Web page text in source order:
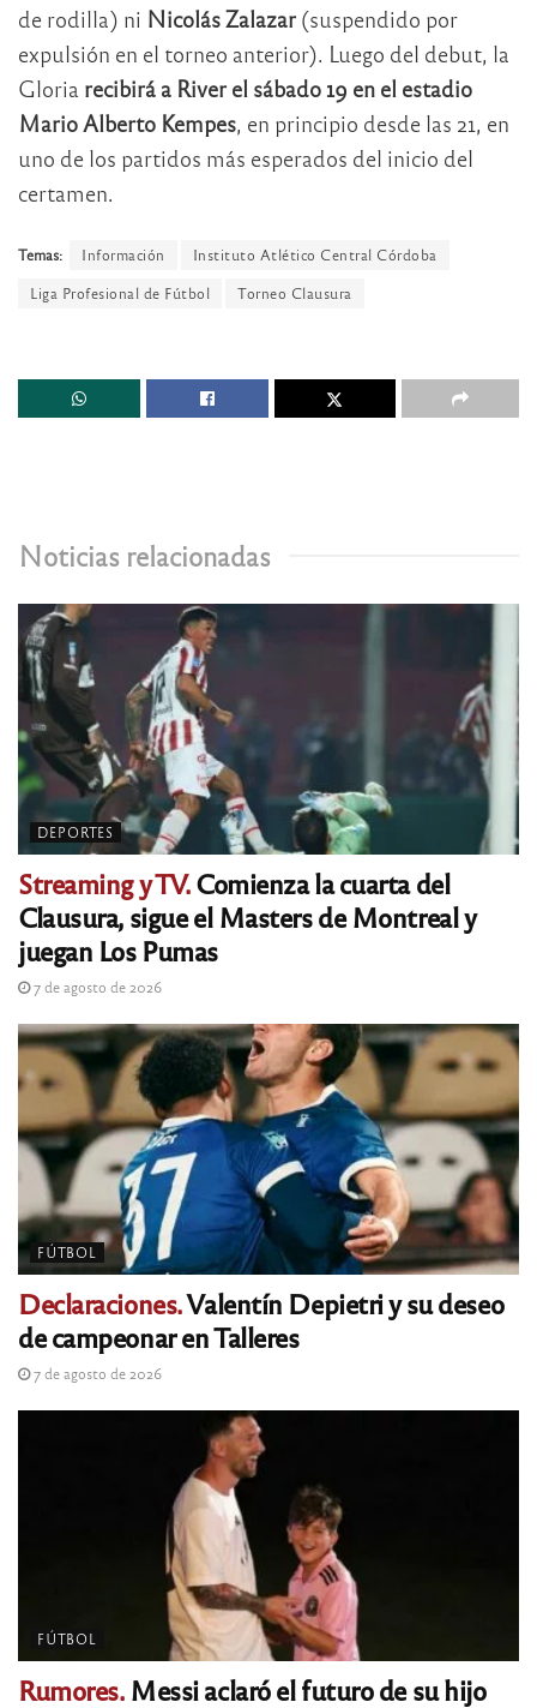
de rodilla) ni Nicolás Zalazar (suspendido por
expulsión en el torneo anterior). Luego del debut, la
Gloria recibirá a River el sábado 19 en el estadio
Mario Alberto Kempes, en principio desde las 21, en
uno de los partidos más esperados del inicio del
certamen.
Temas: Información
Instituto Atlético Central Córdoba
Liga Profesional de Fútbol
Torneo Clausura
Noticias relacionadas
DEPORTES
Streaming y TV.Comienza la cuarta del
Clausura, sigue el Masters de Montreal y
juegan Los Pumas
7 de agosto de 2026
FÚTBOL
Declaraciones.Valentín Depietri y su deseo
de campeonar en Talleres
7 de agosto de 2026
FÚTBOL
Rumores.Messi aclaró el futuro de su hijo